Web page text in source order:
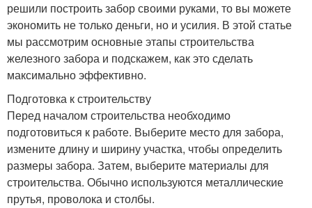
решили построить забор своими руками, то вы можете
экономить не только деньги, но и усилия. В этой статье
мы рассмотрим основные этапы строительства
железного забора и подскажем, как это сделать
максимально эффективно.
Подготовка к строительству
Перед началом строительства необходимо
подготовиться к работе. Выберите место для забора,
измените длину и ширину участка, чтобы определить
размеры забора. Затем, выберите материалы для
строительства. Обычно используются металлические
прутья, проволока и столбы.